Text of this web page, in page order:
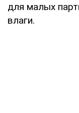
для малых
влаги.